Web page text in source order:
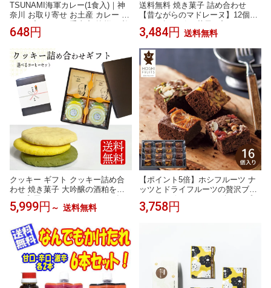
TSUNAMI海軍カレー(1食入)｜神
奈川 お取り寄せ お土産 カレー グ
ルメ プレゼント 手土産 挨拶 お礼
お返し 帰省土産 カレー特集
648円
送料無料 焼き菓子 詰め合わせ
【昔ながらのマドレーヌ】12個セ
ット ギフト箱お菓子 プレゼント
ギフト 手土産 母の日 手土産 内祝
お祝いに 出産祝い お中元 お返し
御歳暮 入学祝い 入社祝い 日持ち1
週間以上 景品
3,484円 送料無料
クッキー ギフト クッキー詰め合
わせ 焼き菓子 大吟醸の酒粕を使
物 スイーツ 洋菓子 お礼 お返し プ
花以外 内祝い 女性 誕生日 お祝い
美味しいクッキー
5,999円 ～ 送料無料
【ポイント5倍】ホシフルーツ ナ
ッツとドライフルーツの贅沢ブラ
ゼント お返し 常温 手土産 お菓子
3,758円